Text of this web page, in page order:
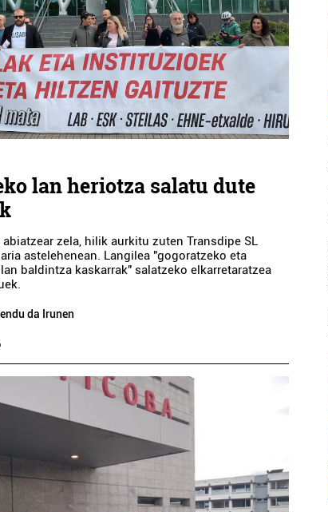
lan heriotza salatu dute
zela, hilik aurkitu zuten Transdipe SL
astelehenean. Langilea "gogoratzeko eta
baldintza kaskarrak" salatzeko elkarretaratzea
da Irunen